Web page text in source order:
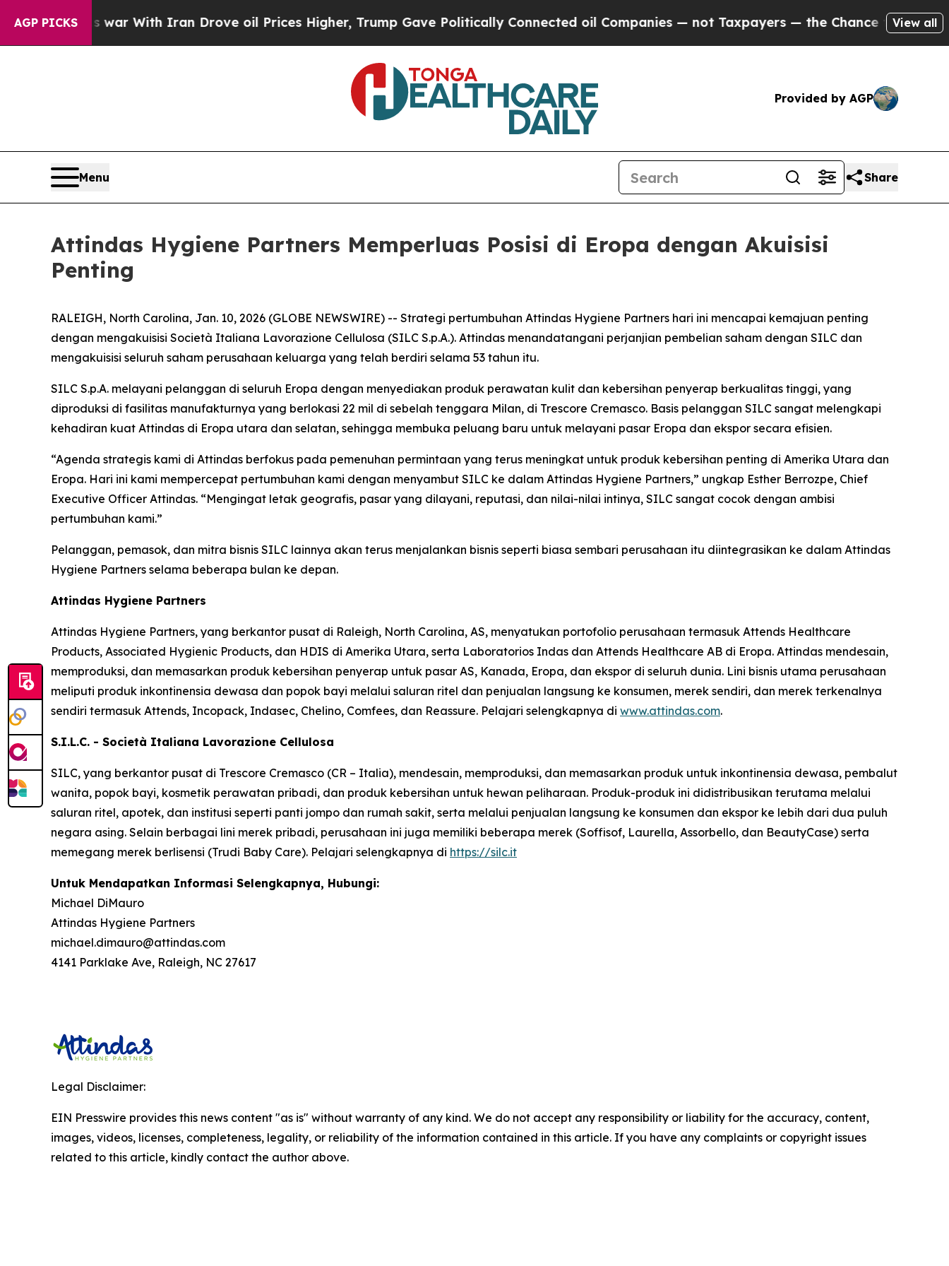
AGP PICKS
Didn’tAs war With Iran Drove oil Prices Higher, Trump Gave Politically Connected oil Companies — not Taxpayers — the Chance to Cash in on
View all
Provided by AGP
Menu Share
Attindas Hygiene Partners Memperluas Posisi di Eropa dengan Akuisisi
Penting
RALEIGH, North Carolina, Jan. 10, 2026 (GLOBE NEWSWIRE) -- Strategi pertumbuhan Attindas Hygiene Partners hari ini mencapai kemajuan penting
dengan mengakuisisi Società Italiana Lavorazione Cellulosa (SILC S.p.A.). Attindas menandatangani perjanjian pembelian saham dengan SILC dan
mengakuisisi seluruh saham perusahaan keluarga yang telah berdiri selama 53 tahun itu.
SILC S.p.A. melayani pelanggan di seluruh Eropa dengan menyediakan produk perawatan kulit dan kebersihan penyerap berkualitas tinggi, yang
diproduksi di fasilitas manufakturnya yang berlokasi 22 mil di sebelah tenggara Milan, di Trescore Cremasco. Basis pelanggan SILC sangat melengkapi
kehadiran kuat Attindas di Eropa utara dan selatan, sehingga membuka peluang baru untuk melayani pasar Eropa dan ekspor secara efisien.
“Agenda strategis kami di Attindas berfokus pada pemenuhan permintaan yang terus meningkat untuk produk kebersihan penting di Amerika Utara dan
Eropa. Hari ini kami mempercepat pertumbuhan kami dengan menyambut SILC ke dalam Attindas Hygiene Partners,” ungkap Esther Berrozpe, Chief
Executive Officer Attindas. “Mengingat letak geografis, pasar yang dilayani, reputasi, dan nilai-nilai intinya, SILC sangat cocok dengan ambisi
pertumbuhan kami.”
Pelanggan, pemasok, dan mitra bisnis SILC lainnya akan terus menjalankan bisnis seperti biasa sembari perusahaan itu diintegrasikan ke dalam Attindas
Hygiene Partners selama beberapa bulan ke depan.
Attindas Hygiene Partners
Attindas Hygiene Partners, yang berkantor pusat di Raleigh, North Carolina, AS, menyatukan portofolio perusahaan termasuk Attends Healthcare
Products, Associated Hygienic Products, dan HDIS di Amerika Utara, serta Laboratorios Indas dan Attends Healthcare AB di Eropa. Attindas mendesain,
memproduksi, dan memasarkan produk kebersihan penyerap untuk pasar AS, Kanada, Eropa, dan ekspor di seluruh dunia. Lini bisnis utama perusahaan
meliputi produk inkontinensia dewasa dan popok bayi melalui saluran ritel dan penjualan langsung ke konsumen, merek sendiri, dan merek terkenalnya
sendiri termasuk Attends, Incopack, Indasec, Chelino, Comfees, dan Reassure. Pelajari selengkapnya di www.attindas.com.
S.I.L.C. - Società Italiana Lavorazione Cellulosa
SILC, yang berkantor pusat di Trescore Cremasco (CR – Italia), mendesain, memproduksi, dan memasarkan produk untuk inkontinensia dewasa, pembalut
wanita, popok bayi, kosmetik perawatan pribadi, dan produk kebersihan untuk hewan peliharaan. Produk-produk ini didistribusikan terutama melalui
saluran ritel, apotek, dan institusi seperti panti jompo dan rumah sakit, serta melalui penjualan langsung ke konsumen dan ekspor ke lebih dari dua puluh
negara asing. Selain berbagai lini merek pribadi, perusahaan ini juga memiliki beberapa merek (Soffisof, Laurella, Assorbello, dan BeautyCase) serta
memegang merek berlisensi (Trudi Baby Care). Pelajari selengkapnya di https://silc.it
Untuk Mendapatkan Informasi Selengkapnya, Hubungi:
Michael DiMauro
Attindas Hygiene Partners
michael.dimauro@attindas.com
4141 Parklake Ave, Raleigh, NC 27617
Legal Disclaimer:
EIN Presswire provides this news content "as is" without warranty of any kind. We do not accept any responsibility or liability for the accuracy, content,
images, videos, licenses, completeness, legality, or reliability of the information contained in this article. If you have any complaints or copyright issues
related to this article, kindly contact the author above.